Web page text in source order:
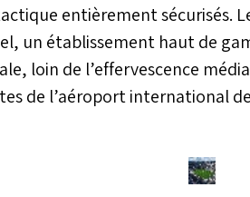
entièrement sécurisés.
un établissement haut de
loin de l’effervescence
de l’aéroport international